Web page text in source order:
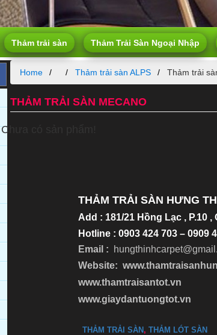
Thảm trải sàn Thảm Trải Sàn Ngoại Nhập
Home Thảm trải sàn ALPS Thảm trải
THẢM TRẢI SÀN MECANO
Chưa có sản phẩm!
THẢM TRẢI SÀN HƯNG
Add : 181/21 Hồng Lạc , P.10 ,
Hotline : 0903 424 703 – 0909
Email :
Website:
www.thamtraisantot.vn
www.giaydantuongtot.vn
THẢM TRẢI SÀN, THẢM LÓT SÀN